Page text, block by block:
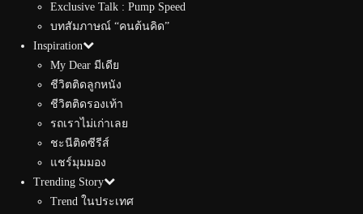
Exclusive Talk : Pump Speed
บทสัมภาษณ์ “คนต้นคิด”
Inspiration
My Dear มีเดีย
ชีวิตติดลูกหนัง
ชีวิตติดรองเท้า
รถเราไม่เก่าเลย
ชะนีติดซีรีส์
แชร์มุมมอง
Trending Story
Trend ในประเทศ